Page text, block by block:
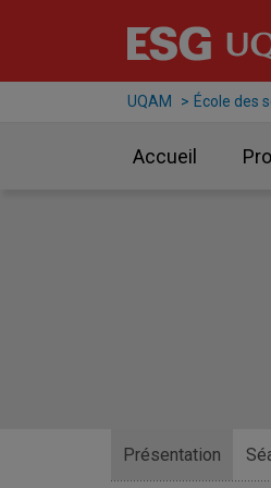
UQAM École des
Accueil
Présentation